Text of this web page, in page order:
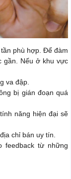
phù hợp. Để đàm
gần. Nếu ở khu vực
va đập.
bị gián đoạn quá
năng hiện đại sẽ
chỉ bán uy tín.
feedback từ những